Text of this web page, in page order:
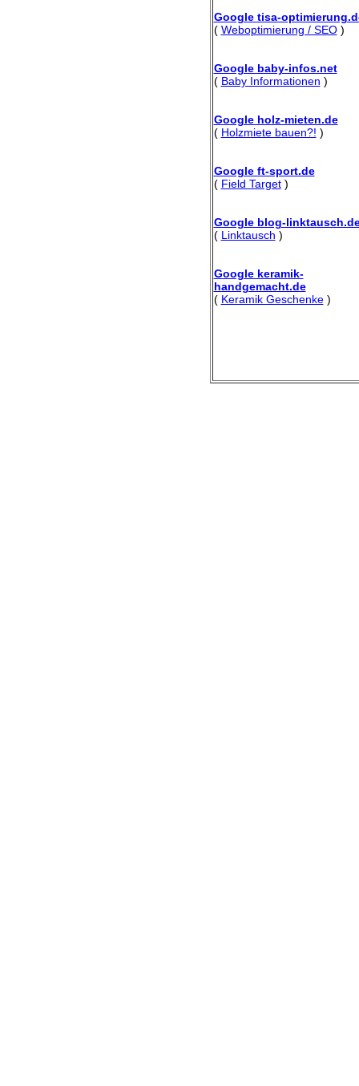
Google tisa-
( Weboptimierung / SEO)
Google baby-infos.net
( Baby Informationen )
Google holz-mieten.de
( Holzmiete bauen?! )
Google ft-sport.de
( Field Target)
Google blog-
( Linktausch )
Google keramik-
handgemacht.de
( Keramik Geschenke)